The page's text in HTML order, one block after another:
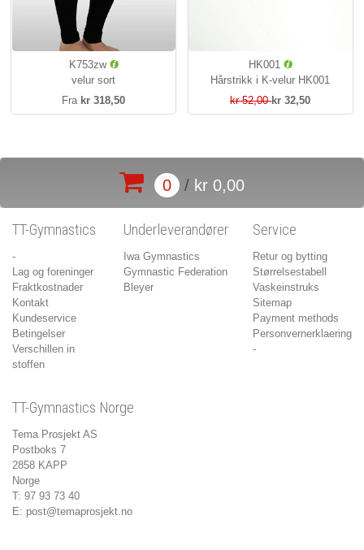
K753zw
velur sort
Frakr 318,50
HK001
Hårstrikk i K-velur HK001
kr 52,00kr 32,50
0 / kr 0,00
TT-Gymnastics
-
Lag og foreninger
Fraktkostnader
Kontakt
Kundeservice
Betingelser
Verschillen in
stoffen
Underleverandører
Iwa Gymnastics
Gymnastic Federation
Bleyer
Service
Retur og bytting
Størrelsestabell
Vaskeinstruks
Sitemap
Payment methods
Personvernerklaering
-
TT-Gymnastics Norge
Tema Prosjekt AS
Postboks 7
2858 KAPP
Norge
T: 97 93 73 40
E: post@temaprosjekt.no